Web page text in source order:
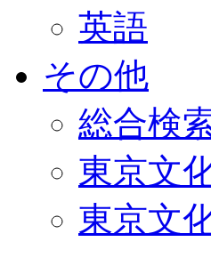
英語
その他
総合検
東京文
東京文